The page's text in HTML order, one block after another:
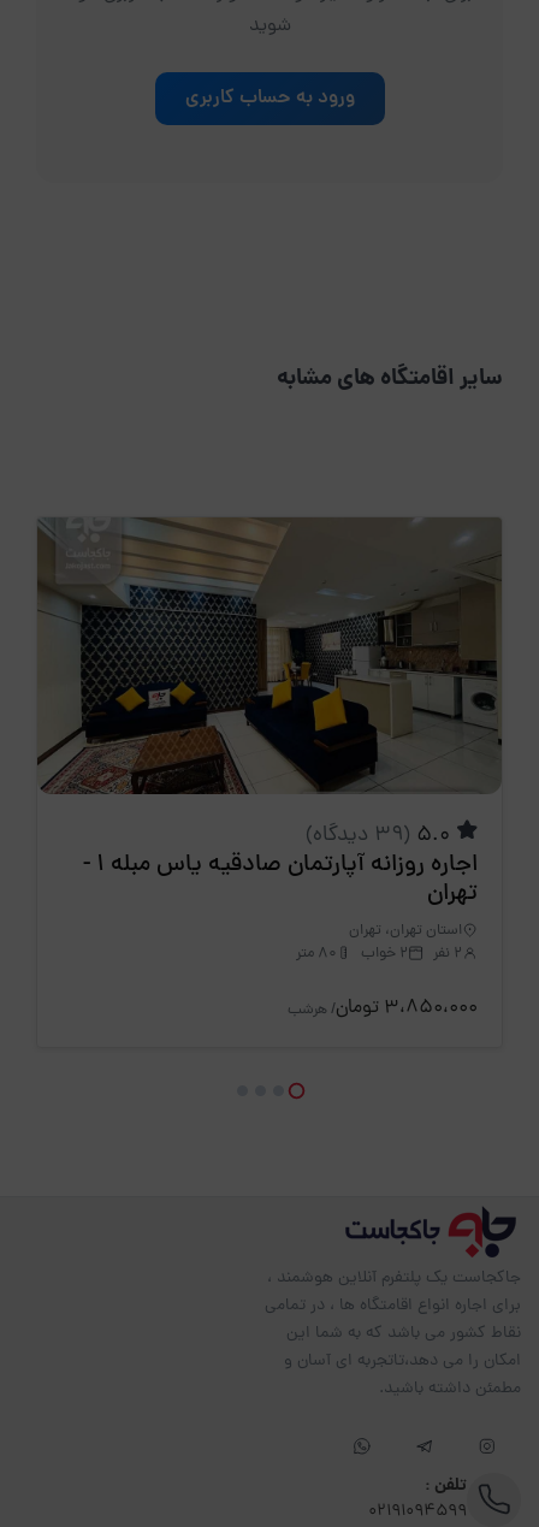
شوید
ورود به حساب کاربری
سایر اقامتگاه های مشابه
(39 دیدگاه)
اجاره روزانه آپارتمان صادقیه یاس مبله 1 -
تهران
استان تهران، تهران
2 نفر
2 خواب 80 متر
3،850،000 تومان / هرشب
جاکجاست یک پلتفرم آنلاین هوشمند ،
برای اجاره انواع اقامتگاه ها ، در تمامی
نقاط کشور می باشد که به شما این
امکان را می دهد،تاتجربه ای آسان و
مطمئن داشته باشید.
تلفن :
02191094599